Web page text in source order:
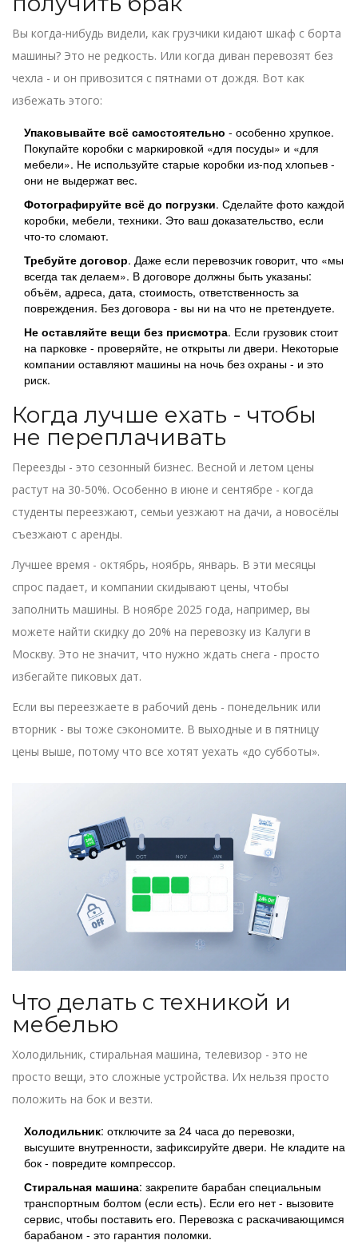
Вы когда-нибудь видели, как грузчики кидают шкаф с борта
машины? Это не редкость. Или когда диван перевозят без
чехла - и он привозится с пятнами от дождя. Вот как
избежать этого:
Упаковывайте всё самостоятельно - особенно хрупкое.
Покупайте коробки с маркировкой «для посуды» и «для
мебели». Не используйте старые коробки из-под хлопьев -
они не выдержат вес.
Фотографируйте всё до погрузки. Сделайте фото каждой
коробки, мебели, техники. Это ваш доказательство, если
что-то сломают.
Требуйте договор. Даже если перевозчик говорит, что «мы
всегда так делаем». В договоре должны быть указаны:
объём, адреса, дата, стоимость, ответственность за
повреждения. Без договора - вы ни на что не претендуете.
Не оставляйте вещи без присмотра. Если грузовик стоит
на парковке - проверяйте, не открыты ли двери. Некоторые
компании оставляют машины на ночь без охраны - и это
риск.
Когда лучше ехать - чтобы
не переплачивать
Переезды - это сезонный бизнес. Весной и летом цены
растут на 30-50%. Особенно в июне и сентябре - когда
студенты переезжают, семьи уезжают на дачи, а новосёлы
съезжают с аренды.
Лучшее время - октябрь, ноябрь, январь. В эти месяцы
спрос падает, и компании скидывают цены, чтобы
заполнить машины. В ноябре 2025 года, например, вы
можете найти скидку до 20% на перевозку из Калуги в
Москву. Это не значит, что нужно ждать снега - просто
избегайте пиковых дат.
Если вы переезжаете в рабочий день - понедельник или
вторник - вы тоже сэкономите. В выходные и в пятницу
цены выше, потому что все хотят уехать «до субботы».
Что делать с техникой и
мебелью
Холодильник, стиральная машина, телевизор - это не
просто вещи, это сложные устройства. Их нельзя просто
положить на бок и везти.
Холодильник: отключите за 24 часа до перевозки,
высушите внутренности, зафиксируйте двери. Не кладите на
бок - повредите компрессор.
Стиральная машина: закрепите барабан специальным
транспортным болтом (если есть). Если его нет - вызовите
сервис, чтобы поставить его. Перевозка с раскачивающимся
барабаном - это гарантия поломки.